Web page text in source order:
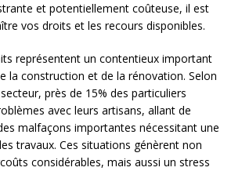
et potentiellement coûteuse, il est
vos droits et les recours disponibles.
représentent un contentieux important
la construction et de la rénovation. Selon
près de 15% des particuliers
avec leurs artisans, allant de
malfaçons importantes nécessitant une
travaux. Ces situations génèrent non
considérables, mais aussi un stress